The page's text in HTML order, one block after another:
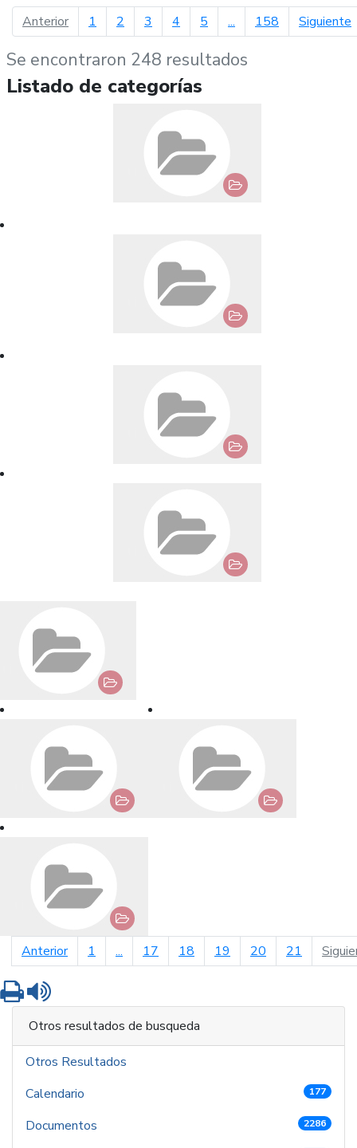
Anteriorpágina anterior
1 2 3 4 5 ... 158 Siguiente
Se encontraron 248 resultados
Listado de categorías
Anteriorpágina anterior
1 ... 17 18 19 20 21
Imprimir
Otros resultados de busqueda
Otros Resultados
Calendario
177
Documentos 2286